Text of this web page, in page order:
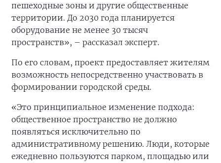
пешеходные зоны и другие общественные
территории. До 2030 года планируется
оборудование не менее 30 тысяч
пространств», – рассказал эксперт.
По его словам, проект предоставляет жителям
возможность непосредственно участвовать в
формировании городской среды.
«Это принципиальное изменение подхода:
общественное пространство не должно
появляться исключительно по
административному решению. Люди, которые
ежедневно пользуются парком, площадью или